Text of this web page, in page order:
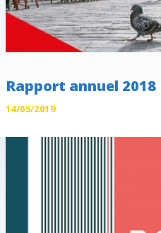
Rapport annuel 2018
14/05/2019